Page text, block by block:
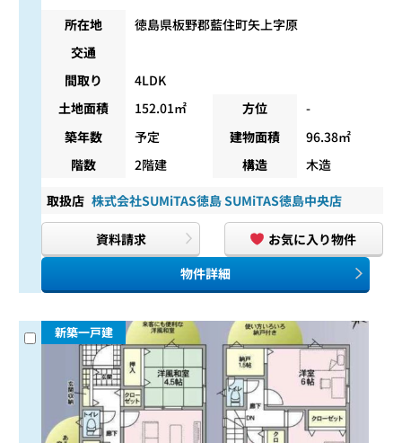
所在地
徳島県板野郡藍住町矢上字原
交通
間取り
4LDK
土地面積
152.01㎡ 方位
-
築年数
予定 建物面積
96.38㎡
階数
2階建 構造 木造
取扱店 株式会社SUMiTAS徳島 SUMiTAS徳島中央店
資料請求
お気に入り物件
物件詳細
新築一戸建